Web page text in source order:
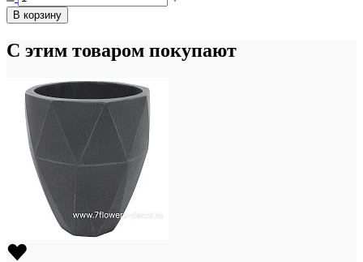
В корзину
С этим товаром покупают